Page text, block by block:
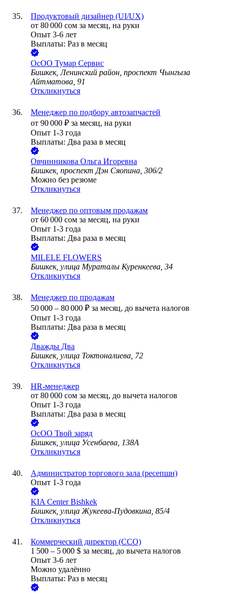
Продуктовый дизайнер (UI/UX)
от 80 000 сом за месяц, на руки
Опыт 3-6 лет
Выплаты: Раз в месяц
ОсОО Тумар Сервис
Бишкек, Ленинский район, проспект Чынгыза
Айтматова, 91
Откликнуться
Менеджер по подбору автозапчастей
от 90 000 ₽ за месяц, на руки
Опыт 1-3 года
Выплаты: Два раза в месяц
Овчинникова Ольга Игоревна
Бишкек, проспект Дэн Сяопина, 306/2
Можно без резюме
Откликнуться
Менеджер по оптовым продажам
от 60 000 сом за месяц, на руки
Опыт 1-3 года
Выплаты: Два раза в месяц
MILELE FLOWERS
Бишкек, улица Мураталы Куренкеева, 34
Откликнуться
Менеджер по продажам
50 000 – 80 000 ₽ за месяц, до вычета налогов
Опыт 1-3 года
Выплаты: Два раза в месяц
Дважды Два
Бишкек, улица Токтоналиева, 72
Откликнуться
HR-менеджер
от 80 000 сом за месяц, до вычета налогов
Опыт 1-3 года
Выплаты: Два раза в месяц
ОсОО Твой заряд
Бишкек, улица Усенбаева, 138А
Откликнуться
Администратор торгового зала (ресепшн)
Опыт 1-3 года
KIA Center Bishkek
Бишкек, улица Жукеева-Пудовкина, 85/4
Откликнуться
Коммерческий директор (CCO)
1 500 – 5 000 $ за месяц, до вычета налогов
Опыт 3-6 лет
Можно удалённо
Выплаты: Раз в месяц